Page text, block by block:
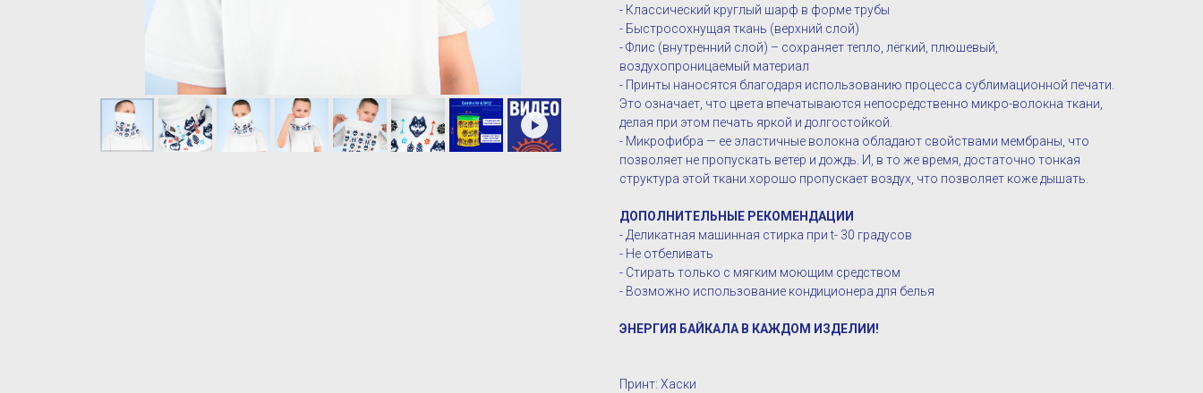
- Классический круглый шарф в форме трубы
- Быстросохнущая ткань (верхний слой)
- Флис (внутренний слой) – сохраняет тепло, лёгкий, плюшевый,
воздухопроницаемый материал
- Принты наносятся благодаря использованию процесса сублимационной печати.
Это означает, что цвета впечатываются непосредственно микро-волокна ткани,
делая при этом печать яркой и долгостойкой.
- Микрофибра — ее эластичные волокна обладают свойствами мембраны, что
позволяет не пропускать ветер и дождь. И, в то же время, достаточно тонкая
структура этой ткани хорошо пропускает воздух, что позволяет коже дышать.
ДОПОЛНИТЕЛЬНЫЕ РЕКОМЕНДАЦИИ
- Деликатная машинная стирка при t- 30 градусов
- Не отбеливать
- Стирать только с мягким моющим средством
- Возможно использование кондиционера для белья
ЭНЕРГИЯ БАЙКАЛА В КАЖДОМ ИЗДЕЛИИ!
Принт: Хаски